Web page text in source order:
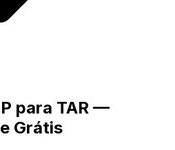
para TAR —
Grátis